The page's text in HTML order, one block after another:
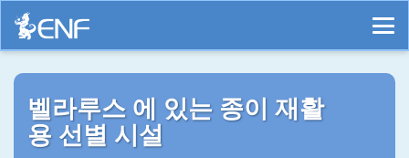
벨라루스 에 있는 종이 재활
용 선별 시설